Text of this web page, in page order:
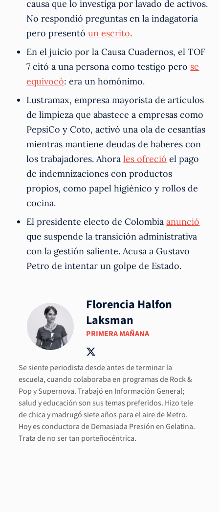
causa que lo investiga por lavado de activos.
No respondió preguntas en la indagatoria
pero presentóun escrito.
En el juicio por la Causa Cuadernos, el TOF
7 citó a una persona como testigo pero se
equivocó: era un homónimo.
Lustramax, empresa mayorista de artículos
de limpieza que abastece a empresas como
PepsiCo y Coto, activó una ola de cesantías
mientras mantiene deudas de haberes con
los trabajadores. Ahorales ofreció el pago
de indemnizaciones con productos
propios, como papel higiénico y rollos de
cocina.
El presidente electo de Colombiaanunció
que suspende la transición administrativa
con la gestión saliente. Acusa a Gustavo
Petro de intentar un golpe de Estado.
Florencia Halfon
Laksman
PRIMERA MAÑANA
Se siente periodista desde antes de terminar la
escuela, cuando colaboraba en programas de Rock &
Pop y Supernova. Trabajó en Información General;
salud y educación son sus temas preferidos. Hizo tele
de chica y madrugó siete años para el aire de Metro.
Hoy es conductora de Demasiada Presión en Gelatina.
Trata de no ser tan porteñocéntrica.